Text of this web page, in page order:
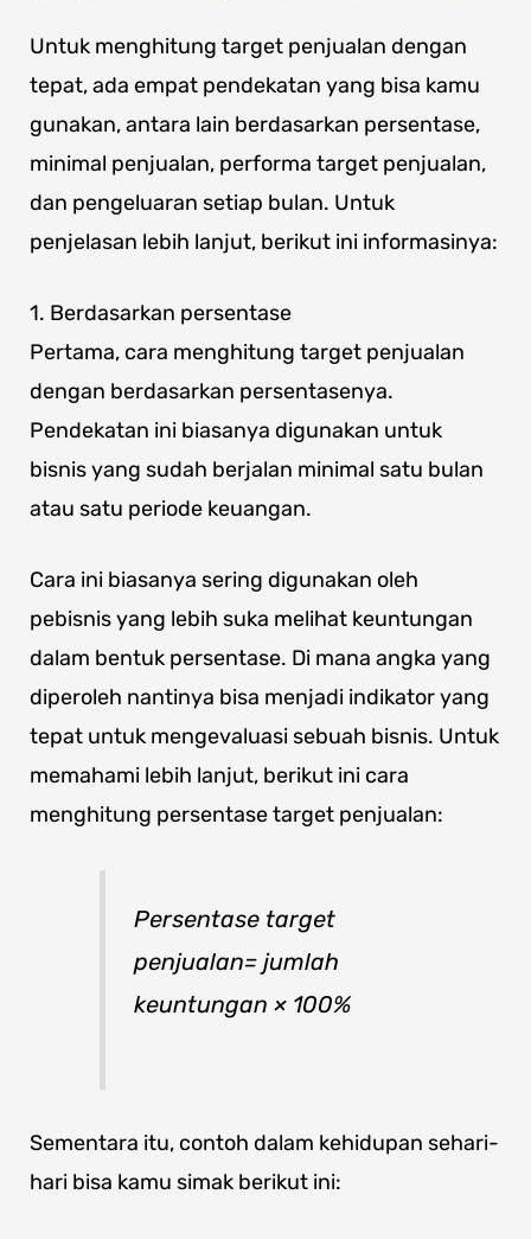
Untuk menghitung target penjualan dengan
tepat, ada empat pendekatan yang bisa kamu
gunakan, antara lain berdasarkan persentase,
minimal penjualan, performa target penjualan,
dan pengeluaran setiap bulan. Untuk
penjelasan lebih lanjut, berikut ini informasinya:
1. Berdasarkan persentase
Pertama, cara menghitung target penjualan
dengan berdasarkan persentasenya.
Pendekatan ini biasanya digunakan untuk
bisnis yang sudah berjalan minimal satu bulan
atau satu periode keuangan.
Cara ini biasanya sering digunakan oleh
pebisnis yang lebih suka melihat keuntungan
dalam bentuk persentase. Di mana angka yang
diperoleh nantinya bisa menjadi indikator yang
tepat untuk mengevaluasi sebuah bisnis. Untuk
memahami lebih lanjut, berikut ini cara
menghitung persentase target penjualan:
Persentase target
penjualan= jumlah
keuntungan × 100%
Sementara itu, contoh dalam kehidupan sehari-
hari bisa kamu simak berikut ini: